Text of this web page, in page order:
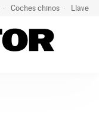
Coches chinos Llaves